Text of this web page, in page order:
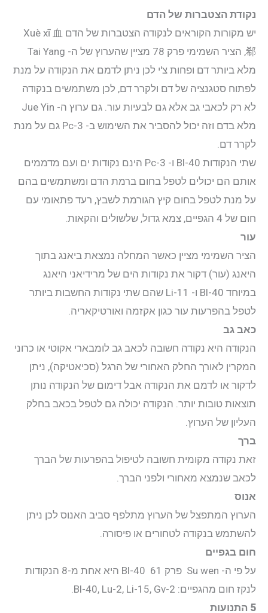
נקודת הצטברות של הדם
יש מקורות הקוראים לנקודה הצטברות של הדם Xuè xī 血
郗, הציר השמימי פרק 78 מציין שהערוץ של ה- Tai Yang
מלא ביותר דם ופחות צ'י לכן ניתן לדמם את הנקודה על מנת
לפתוח סטגנציה של דם ולקרר דם, לכן משתמשים בנקודה
לא רק לכאבי גב אלא גם לבעיות עור. גם ערוץ ה- Jue Yin
מלא בדם וזה יכול להסביר את השימוש ב- Pc-3 גם על מנת
לקרר דם.
שתי הנקודות Bl-40 ו- Pc-3 הינם נקודות ים ועם מדממים
אותם הם יכולים לטפל בחום ברמת הדם ומשתמשים בהם
על מנת לטפל בחום קיץ הגורמת לשבץ, רעד פתאומי עם
חום של 4 הגפיים, צמא גדול, שלשולים והקאות.
עור
הציר השמימי מציין כאשר המחלה נמצאת ביאנג בתוך
היאנג (עור) דקור את נקודות הים של מרידיאני היאנג
במיוחד Bl-40 ו- Li-11 שהם שתי נקודות החשבות ביותר
לטפל בהפרעות עור כגון אקזמה ואורטיקאריה.
כאב גב
הנקודה היא נקודה חשובה לכאב גב לומבארי אקוטי או כרוני
המקרין לאורך החלק האחורי של הרגל (סכיאטיקה), ניתן
לדקור או לדמם את הנקודה אבל דימום של הנקודה נותן
תוצאות טובות יותר. הנקודה יכולה גם לטפל בכאב בחלק
העליון של הערוץ.
ברך
זאת נקודה מקומית חשובה לטיפול בהפרעות של הברך
לכאב שנמצא מאחורי ולפני הברך.
אנוס
הערוץ המתפצל של הערוץ מתלפף סביב האנוס לכן ניתן
להשתמש בנקודה לטחורים או פיסורה.
חום בגפיים
על פי ה- Su wen פרק 61 Bl-40 היא אחת מ-8 הנקודות
לנקז חום מהגפיים: Bl-40, Lu-2, Li-15, Gv-2.
5 התנועות